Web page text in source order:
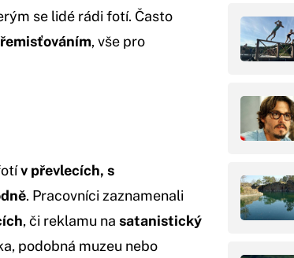
se lidé rádi fotí. Často
, vše pro
v převlecích, s
. Pracovníci zaznamenali
, či reklamu na satanistický
podobná muzeu nebo